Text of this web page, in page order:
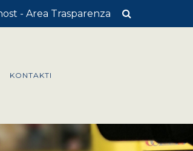
- Area Trasparenza
KONTAKTI